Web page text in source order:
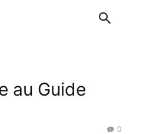
au Guide
0